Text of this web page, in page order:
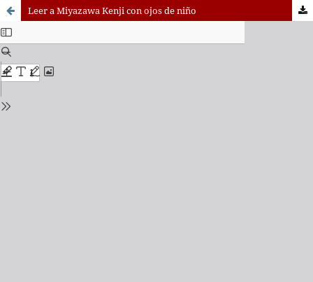
Leer a Miyazawa Kenji con ojos de niño